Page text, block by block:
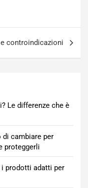
controindicazioni
Le differenze che è
cambiare per
proteggerli
prodotti adatti per